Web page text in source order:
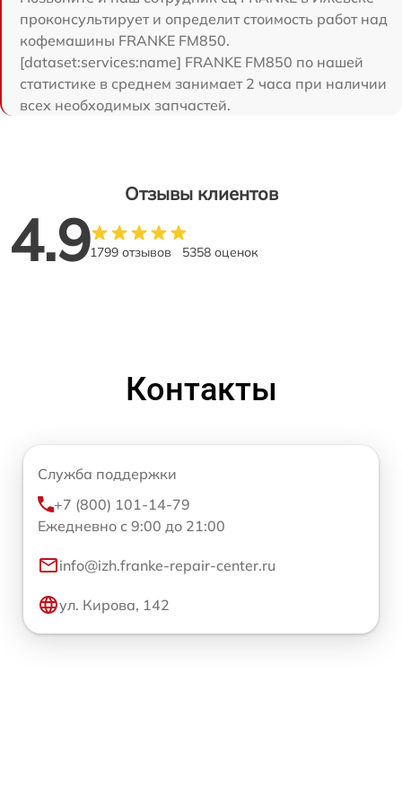
проконсультирует и определит стоимость работ над
кофемашины FRANKE FM850.
[dataset:services:name] FRANKE FM850 по нашей
статистике в среднем занимает 2 часа при наличии
всех необходимых запчастей.
Отзывы клиентов
4.91799 отзывов 5358 оценок
Контакты
Служба поддержки
+7 (800) 101-14-79
Ежедневно с 9:00 до 21:00
info@izh.franke-repair-center.ru
ул. Кирова, 142